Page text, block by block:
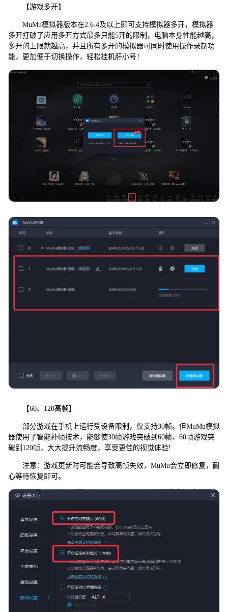
【游戏多开】
MuMu模拟器版本在2.6.4及以上即可支持模拟器多开，模拟器
多开打破了应用多开方式最多只能5开的限制，电脑本身性能越高，
多开的上限就越高，并且所有多开的模拟器可同时使用操作录制功
能，更加便于切换操作，轻松挂机肝小号！
【60、120高帧】
部分游戏在手机上运行受设备限制，仅支持30帧。但MuMu模拟
器使用了智能补帧技术，能够使30帧游戏突破到60帧、60帧游戏突
破到120帧，大大提升流畅度，享受更佳的视觉体验!
注意：游戏更新时可能会导致高帧失效，MuMu会立即修复，耐
心等待恢复即可。